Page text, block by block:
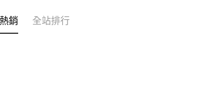
銷 全站排行